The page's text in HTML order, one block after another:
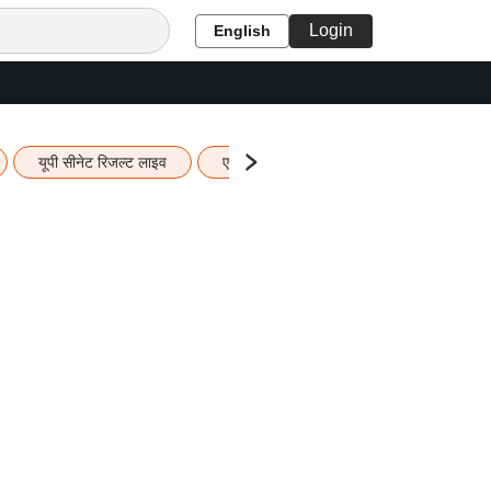
English Login
यूपी सीनेट रिजल्ट लाइव एचबीएसई 12वीं का रिजल्ट लाइव